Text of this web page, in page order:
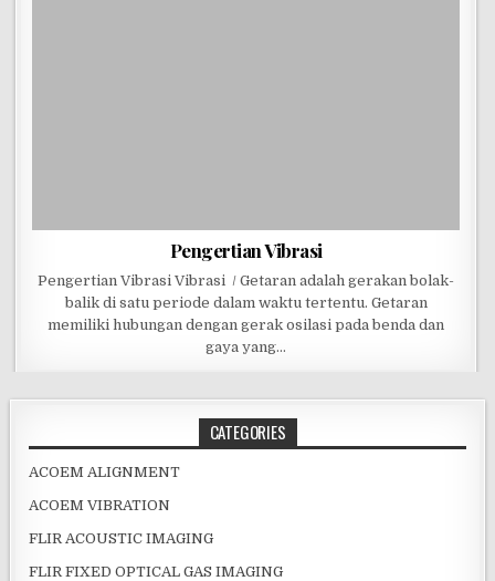
Pengertian Vibrasi
Pengertian Vibrasi Vibrasi / Getaran adalah gerakan bolak-
balik di satu periode dalam waktu tertentu. Getaran
memiliki hubungan dengan gerak osilasi pada benda dan
gaya yang…
CATEGORIES
ACOEM ALIGNMENT
ACOEM VIBRATION
FLIR ACOUSTIC IMAGING
FLIR FIXED OPTICAL GAS IMAGING